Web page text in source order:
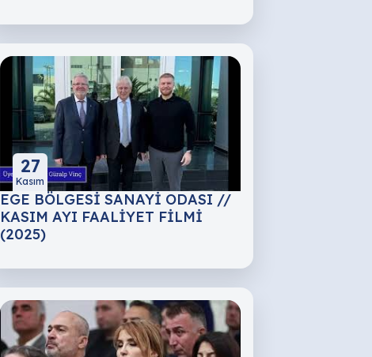
27
Kasım
EGE BÖLGESİ SANAYİ ODASI //
KASIM AYI FAALİYET FİLMİ
(2025)